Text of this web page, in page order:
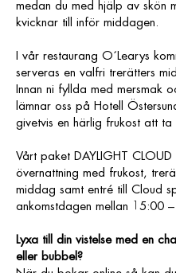
medan du med hjälp av skön
kvicknar till inför middagen.
I vår restaurang O´Learys
serveras en valfri trerätters
Innan ni fyllda med mersmak
lämnar oss på Hotell
givetvis en härlig frukost att ta
Vårt paket DAYLIGHT CLOUD
övernattning med frukost,
middag samt entré till Cloud
ankomstdagen mellan 15:00
Lyxa till din vistelse med en
eller bubbel?